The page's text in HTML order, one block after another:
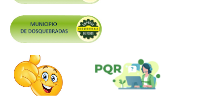
Correo
Conciliación y Daño Antijurídico
Veedurias
Código de Integridad
Gestión del Talento Humano